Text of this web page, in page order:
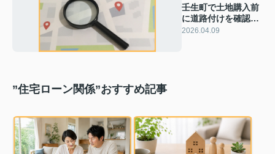
壬生町で土地購入前
に道路付けを確認！
接道条件を理解して
2026.04.09
”住宅ローン関係”おすすめ記事